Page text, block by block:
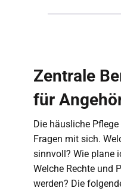
Zentrale
für
Die häusliche
Fragen mit sich.
sinnvoll? Wie plane
Welche Rechte und
werden? Die